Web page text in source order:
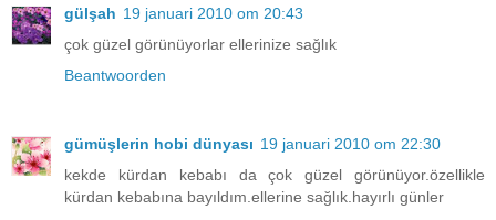
gülşah 19 januari 2010 om 20:43
çok güzel görünüyorlar ellerinize sağlık
Beantwoorden
gümüşlerin hobi dünyası 19 januari 2010 om 22:30
kekde kürdan kebabı da çok güzel görünüyor.özellikle
kürdan kebabına bayıldım.ellerine sağlık.hayırlı günler